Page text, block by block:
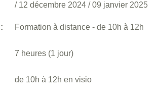
/ 12 décembre 2024 /09 janvier 2025
Formation à distance - de 10h à 12h
7 heures (1 jour)
de 10h à 12h en visio